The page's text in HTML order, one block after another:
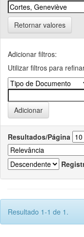
Retornar valores
Adicionar filtros:
Utilizar filtros para
Resultados/Página
Resultado 1-1 de 1.